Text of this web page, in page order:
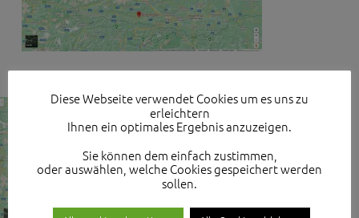
Diese Webseite verwendet Cookies um es uns zu
erleichtern
Ihnen ein optimales Ergebnis anzuzeigen.
Sie können dem einfach zustimmen,
oder auswählen, welche Cookies gespeichert werden
sollen.